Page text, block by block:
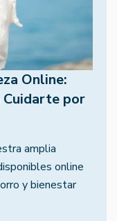
Online:
por
amplia
online
y bienestar